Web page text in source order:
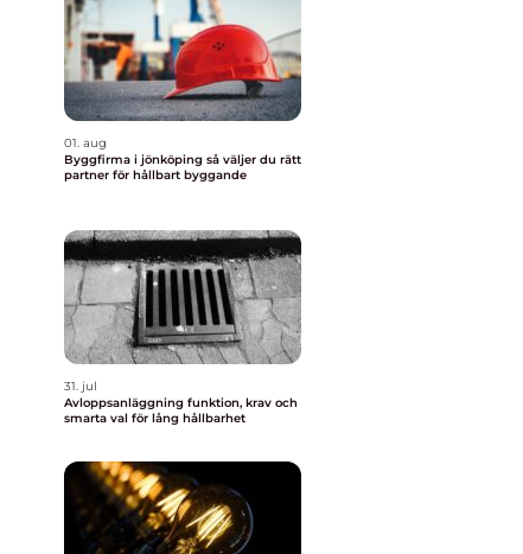
01. aug
Byggfirma i jönköping så väljer du rätt
partner för hållbart byggande
31. jul
Avloppsanläggning funktion, krav och
smarta val för lång hållbarhet